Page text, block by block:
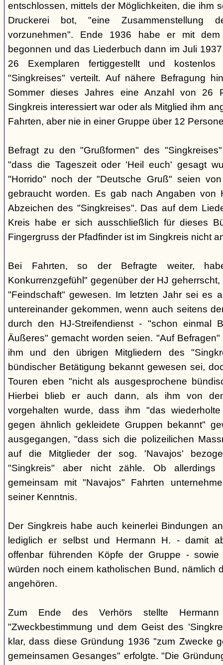
entschlossen, mittels der Möglichkeiten, die ihm
Druckerei bot, "eine Zusammenstellung
vorzunehmen". Ende 1936 habe er mit
begonnen und das Liederbuch dann im Juli
26 Exemplaren fertiggestellt und
"Singkreises" verteilt. Auf nähere Befragung
Sommer dieses Jahres eine Anzahl von 26
Singkreis interessiert war oder als Mitglied ihm
Fahrten, aber nie in einer Gruppe über 12
Befragt zu den "Grußformen" des
"dass die Tageszeit oder 'Heil euch' gesagt
"Horrido" noch der "Deutsche Gruß" seien
gebraucht worden. Es gab nach Angaben von
Abzeichen des "Singkreises". Das auf dem
Kreis habe er sich ausschließlich für dieses
Fingergruss der Pfadfinder ist im Singkreis nicht
Bei Fahrten, so der Befragte weiter,
Konkurrenzgefühl" gegenüber der HJ
"Feindschaft" gewesen. Im letzten Jahr sei es
untereinander gekommen, wenn auch seitens
durch den HJ-Streifendienst - "schon einmal
Äußeres" gemacht worden seien. "Auf
ihm und den übrigen Mitgliedern des
bündischer Betätigung bekannt gewesen sei,
Touren eben "nicht als ausgesprochene
Hierbei blieb er auch dann, als ihm von
vorgehalten wurde, dass ihm "das
gegen ähnlich gekleidete Gruppen bekannt"
ausgegangen, "dass sich die polizeilichen
auf die Mitglieder der sog. 'Navajos'
"Singkreis" aber nicht zähle. Ob allerdings
gemeinsam mit "Navajos" Fahrten
seiner Kenntnis.
Der Singkreis habe auch keinerlei Bindungen
lediglich er selbst und Hermann H. - damit
offenbar führenden Köpfe der Gruppe -
würden noch einem katholischen Bund, nämlich
angehören.
Zum Ende des Verhörs stellte
"Zweckbestimmung und dem Geist des
klar, dass diese Gründung 1936 "zum Zwecke
gemeinsamen Gesanges" erfolgte. "Die